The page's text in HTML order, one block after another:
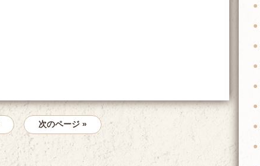
次のページ »